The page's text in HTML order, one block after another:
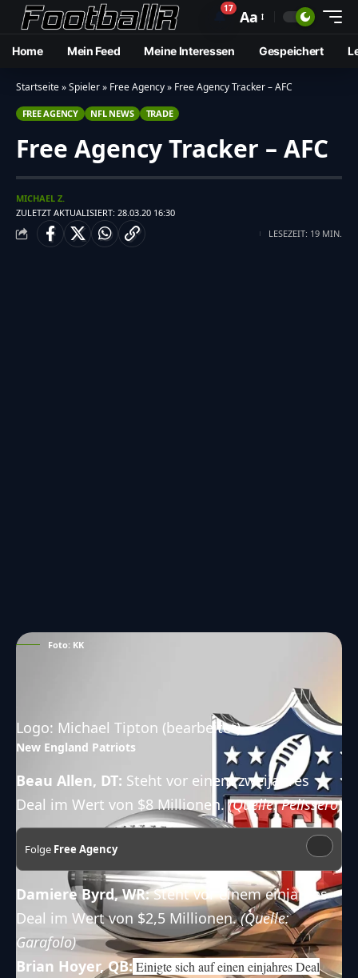
🔔17 Aa
Home Mein Feed Meine Interessen Gespeichert
Startseite»Spieler» Free Agency» Free Agency Tracker – AFC
FREE AGENCY NFL NEWS TRADE
Free Agency Tracker – AFC
ZULETZT AKTUALISIERT: 28.03.20 16:30
MICHAEL Z.
LESEZEIT: 19 MIN.
Foto: KK
Logo: Michael Tipton (bearbeitet)
New England Patriots
Beau Allen, DT: Steht vor einem zweijahres
Deal im Wert von $8 Millionen.(Quelle: Pelissero)
Folge Free Agency
Damiere Byrd, WR:Steht vor einem einjahres
Deal im Wert von $2,5 Millionen.(Quelle:
Garafolo)
Brian Hoyer, QB:Einigte sich auf einen einjahres Deal